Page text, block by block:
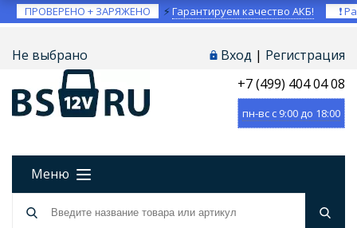
ПРОВЕРЕНО + ЗАРЯЖЕНО ⚡Гарантируем качество АКБ! ❗
Не выбрано Вход | Регистрация
+7 (499) 404 04 08
пн-вс с 9:00 до 18:00
Меню